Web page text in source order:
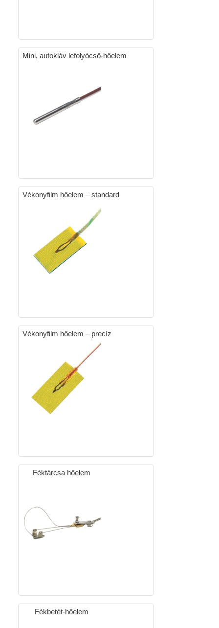
Mini, autokláv lefolyócső-hőelem
Vékonyfilm hőelem – standard
Vékonyfilm hőelem – precíz
Féktárcsa hőelem
Fékbetét-hőelem